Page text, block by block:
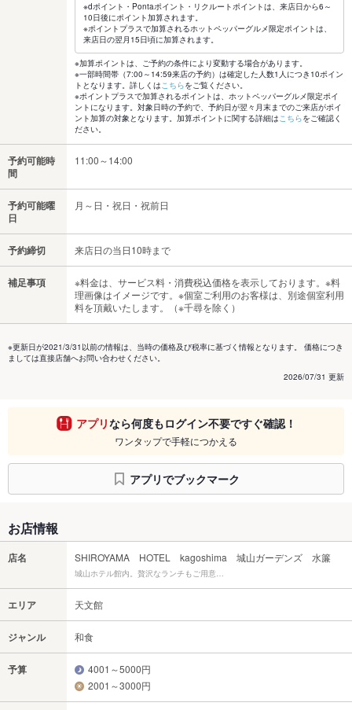
※dポイント・Pontaポイント・リクルートポイントは、来店日から6～
10日後にポイント加算されます。
※ポイントプラスで加算されるホットペッパーグルメ限定ポイントは、
来店日の翌月15日頃に加算されます。
※加算ポイントは、ご予約の条件により変動する場合があります。
※一部時間帯（7:00～14:59来店の予約）は確定した人数1人につき10ポイン
トとなります。詳しくはこちらをご覧ください。
※ポイントプラスで加算されるポイントは、ホットペッパーグルメ限定ポイ
ントになります。対象日時の予約で、予約日が翌々月末までのご来店がポイ
ント加算の対象となります。加算ポイントに関する詳細はこちらをご確認く
ださい。
予約可能時
間
11:00～14:00
予約可能曜
日
月～日・祝日・祝前日
予約締切 来店日の当日10時まで
補足事項
※料金は、サービス料・消費税込価格を表示しております。※料
理画像はイメージです。※個室ご利用のお客様は、別途個室利用
料を頂戴いたします。（※千尋を除く）
※更新日が2021/3/31以前の情報は、当時の価格及び税率に基づく情報となります。 価格につき
ましては直接店舗へお問い合わせください。
2026/07/31 更新
アプリなら何度もログイン不要ですぐ確認！
ワンタップで手軽につかえる
アプリでブックマーク
お店情報
店名 SHIROYAMA HOTEL kagoshima 城山ガーデンズ 水簾
城山ホテル館内。贅沢なランチもご用意…
エリア 天文館
ジャンル 和食
予算
4001～5000円
2001～3000円